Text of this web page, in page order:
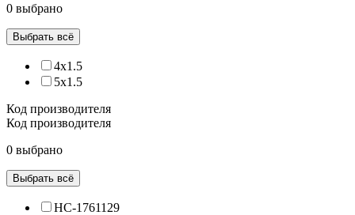
0 выбрано
Выбрать всё
4x1.5
5x1.5
Код производителя
Код производителя
0 выбрано
Выбрать всё
НС-1761129